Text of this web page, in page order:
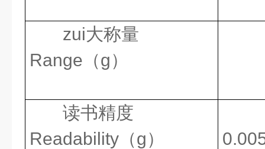
zui大称量
Range（g）
读书精度
Readability（g）